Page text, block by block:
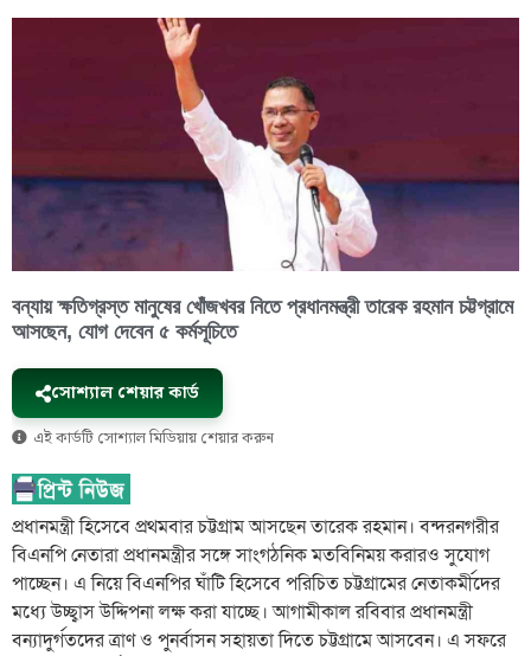
বন্যায় ক্ষতিগ্রস্ত মানুষের খোঁজখবর নিতে প্রধানমন্ত্রী তারেক রহমান চট্টগ্রামে
আসছেন, যোগ দেবেন ৫ কর্মসূচিতে
সোশ্যাল শেয়ার কার্ড
এই কার্ডটি সোশ্যাল মিডিয়ায় শেয়ার করুন
প্রধানমন্ত্রী হিসেবে প্রথমবার চট্টগ্রাম আসছেন তারেক রহমান। বন্দরনগরীর
বিএনপি নেতারা প্রধানমন্ত্রীর সঙ্গে সাংগঠনিক মতবিনিময় করারও সুযোগ
পাচ্ছেন। এ নিয়ে বিএনপির ঘাঁটি হিসেবে পরিচিত চট্টগ্রামের নেতাকর্মীদের
মধ্যে উচ্ছ্বাস উদ্দিপনা লক্ষ করা যাচ্ছে। আগামীকাল রবিবার প্রধানমন্ত্রী
বন্যাদুর্গতদের ত্রাণ ও পুনর্বাসন সহায়তা দিতে চট্টগ্রামে আসবেন। এ সফরে